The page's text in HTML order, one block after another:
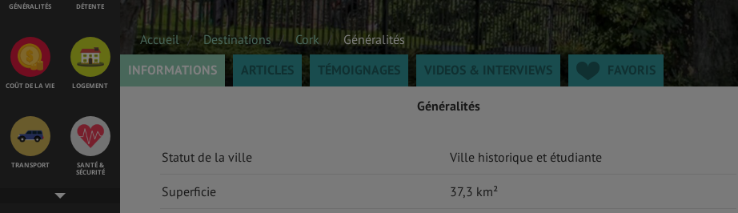
GÉNÉRALITÉS DÉTENTE
COÛT DE LA VIE LOGEMENT
TRANSPORT
SANTÉ &
SÉCURITÉ
Accueil Destinations Cork
Généralités
INFORMATIONS
ARTICLES TÉMOIGNAGES VIDEOS & INTERVIEWS FAVORIS
Généralités
Statut de la ville Ville historique et étudiante
Superficie 37,3 km²